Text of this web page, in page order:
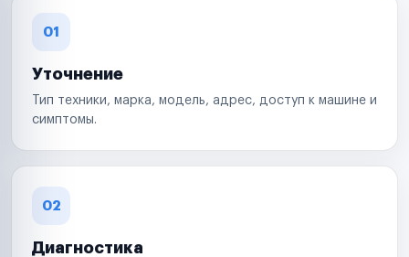
01
Уточнение
Тип техники, марка, модель, адрес, доступ к машине и
симптомы.
02
Диагностика